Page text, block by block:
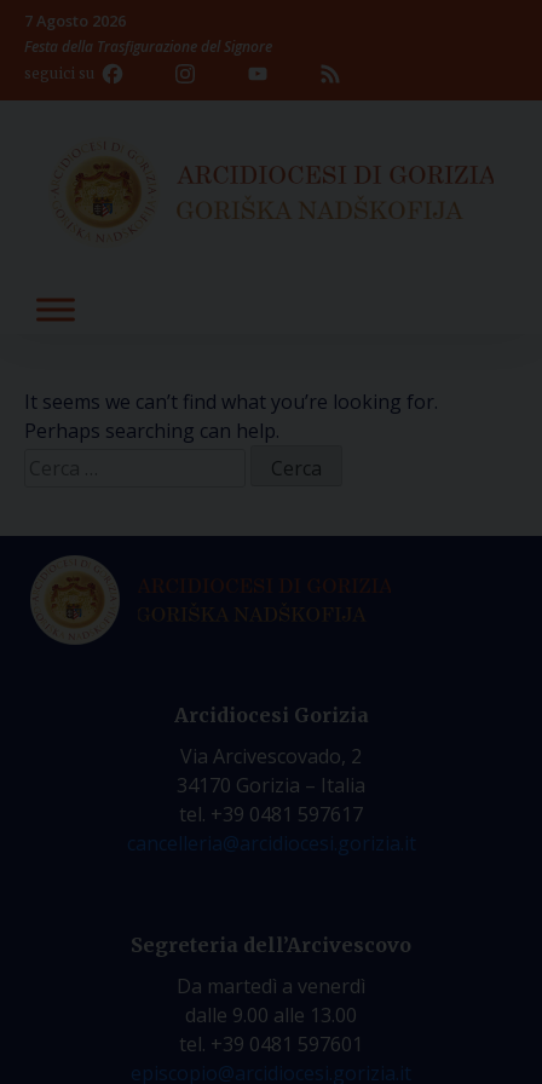
Skip
content
7 Agosto 2026
Festa della Trasfigurazione del Signore
seguici su Facebook InstagramYouTube
Channel
It seems we can’t find what you’re looking for.
Perhaps searching can help.
Arcidiocesi Gorizia
Via Arcivescovado, 2
34170 Gorizia – Italia
tel. +39 0481 597617
cancelleria@arcidiocesi.gorizia.it
Segreteria dell’Arcivescovo
Da martedì a venerdì
dalle 9.00 alle 13.00
tel. +39 0481 597601
episcopio@arcidiocesi.gorizia.it